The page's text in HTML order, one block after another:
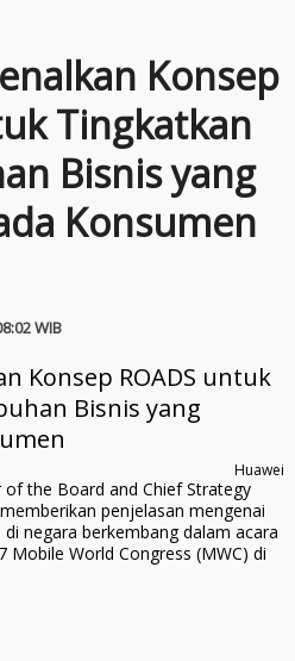
Konsep
Tingkatkan
Bisnis yang
Konsumen
WIB
Huawei
the Board and Chief Strategy
penjelasan mengenai
negara berkembang dalam acara
Mobile World Congress (MWC) di